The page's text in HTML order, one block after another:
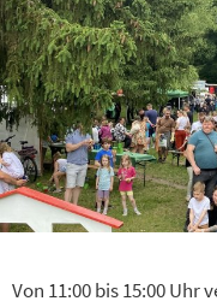
Von 11:00 bis 15:00 Uhr